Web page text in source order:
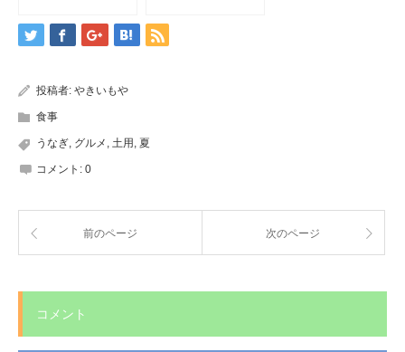
投稿者: やきいもや
食事
うなぎ グルメ 土用 夏
コメント: 0
前のページ 次のページ
コメント